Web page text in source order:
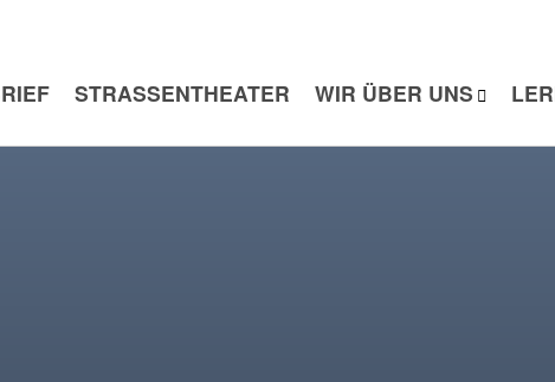
STRASSENTHEATER WIR ÜBER UNS